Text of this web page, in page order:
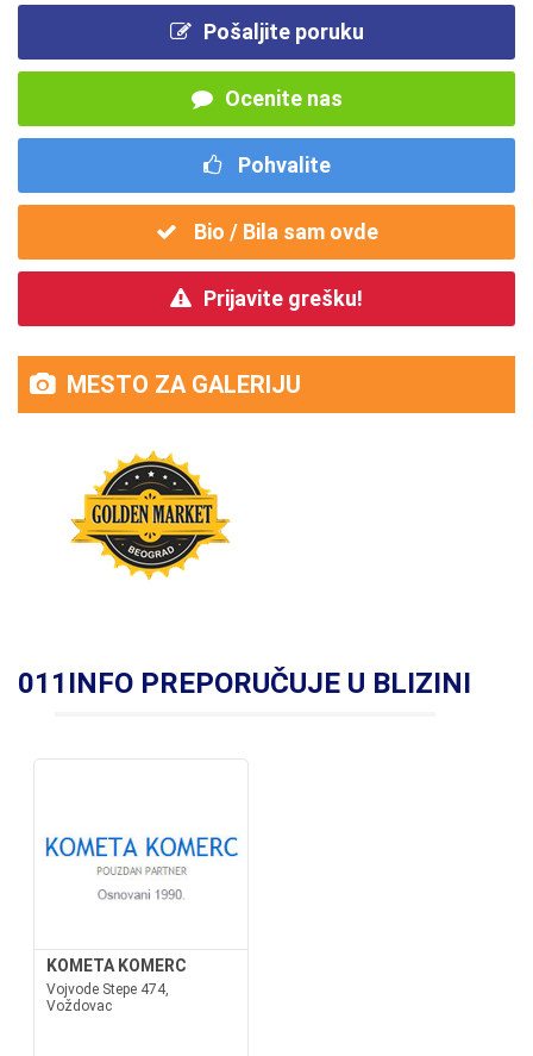
Pošaljite poruku
Ocenite nas
Pohvalite
Bio / Bila sam ovde
Prijavite grešku!
MESTO ZA GALERIJU
011INFO PREPORUČUJE U BLIZINI
KOMETA KOMERC
Vojvode Stepe 474,
Voždovac